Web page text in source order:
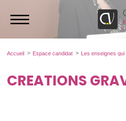
Accueil Espace candidat Les enseignes
CREATIONS